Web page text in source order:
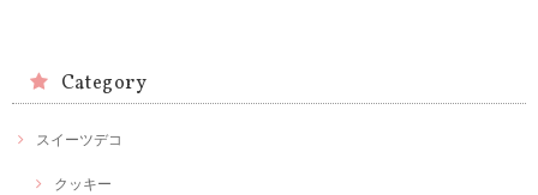
Category
スイーツデコ
クッキー